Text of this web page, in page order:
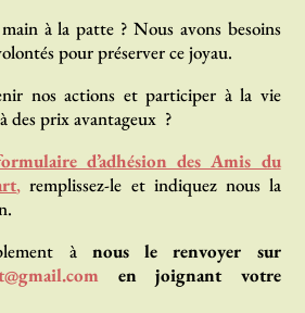
à la patte ? Nous avons besoins
pour préserver ce joyau.
nos actions et participer à la vie
des prix avantageux ?
d’adhésion des Amis du
, remplissez-le et indiquez nous la
à nous le renvoyer sur
en joignant votre